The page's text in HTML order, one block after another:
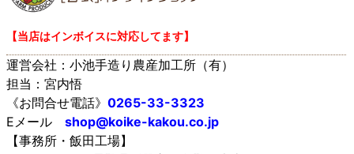
【当店はインボイスに対応してます】
運営会社：小池手造り農産加工所（有）
担当：宮内悟
《お問合せ電話》 0265-33-3323
Eメール shop@koike-kakou.co.jp
【事務所・飯田工場】